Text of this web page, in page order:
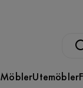
MöblerUtemöbler